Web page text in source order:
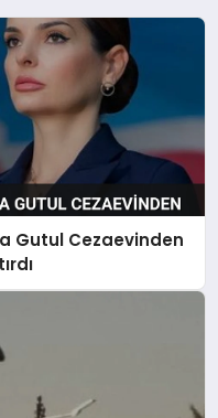
Gutul Cezaevinden